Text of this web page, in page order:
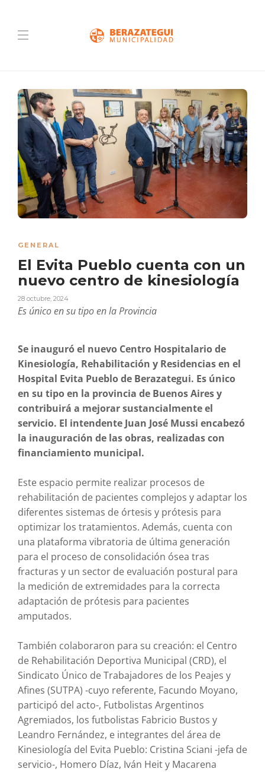
GENERAL
El Evita Pueblo cuenta con un
nuevo centro de kinesiología
28 octubre, 2024
Es único en su tipo en la Provincia
Se inauguró el nuevo Centro Hospitalario de
Kinesiología, Rehabilitación y Residencias en el
Hospital Evita Pueblo de Berazategui. Es único
en su tipo en la provincia de Buenos Aires y
contribuirá a mejorar sustancialmente el
servicio. El intendente Juan José Mussi encabezó
la inauguración de las obras, realizadas con
financiamiento municipal.
Este espacio permite realizar procesos de
rehabilitación de pacientes complejos y adaptar los
diferentes sistemas de órtesis y prótesis para
optimizar los tratamientos. Además, cuenta con
una plataforma vibratoria de última generación
para el proceso de consolidación ósea tras
fracturas y un sector de evaluación postural para
la medición de extremidades para la correcta
adaptación de prótesis para pacientes
amputados.
También colaboraron para su creación: el Centro
de Rehabilitación Deportiva Municipal (CRD), el
Sindicato Único de Trabajadores de los Peajes y
Afines (SUTPA) -cuyo referente, Facundo Moyano,
participó del acto-, Futbolistas Argentinos
Agremiados, los futbolistas Fabricio Bustos y
Leandro Fernández, e integrantes del área de
Kinesiología del Evita Pueblo: Cristina Sciani -jefa de
servicio-, Homero Díaz, Iván Heit y Macarena